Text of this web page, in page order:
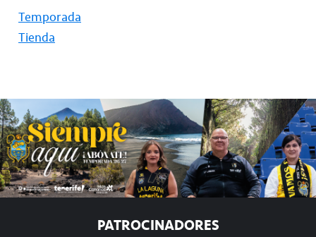
Temporada
Tienda
PATROCINADORES